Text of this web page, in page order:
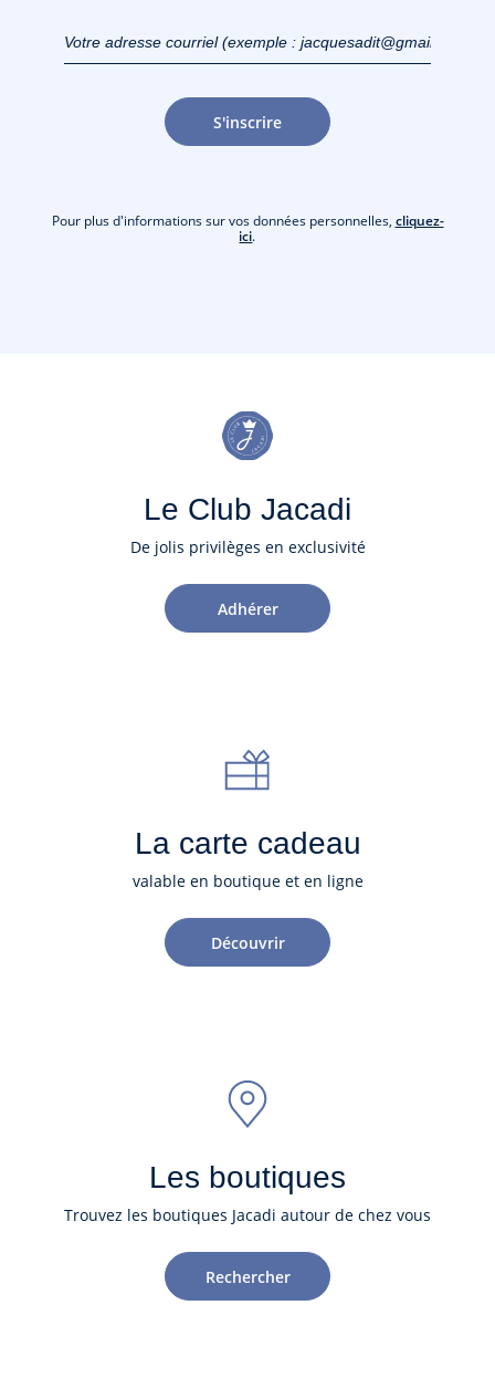
(exemple :
jacquesadit@gmail.com)
S'inscrire
Pour plus d'informations sur vos données personnelles, cliquez-
ici.
Le Club Jacadi
De jolis privilèges en exclusivité
Adhérer
La carte cadeau
valable en boutique et en ligne
Découvrir
Les boutiques
Trouvez les boutiques Jacadi autour de chez vous
Rechercher